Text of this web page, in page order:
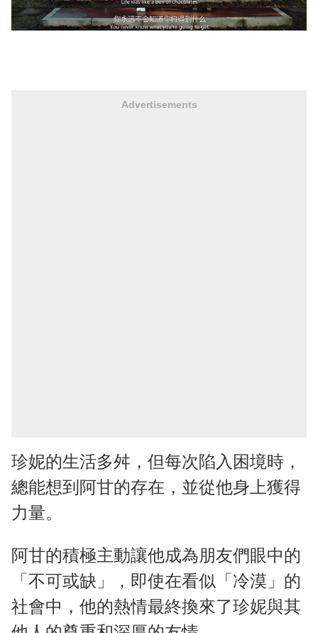
Advertisements
珍妮的生活多舛，但每次陷入困境時，
總能想到阿甘的存在，並從他身上獲得
力量。
阿甘的積極主動讓他成為朋友們眼中的
「不可或缺」，即使在看似「冷漠」的
社會中，他的熱情最終換來了珍妮與其